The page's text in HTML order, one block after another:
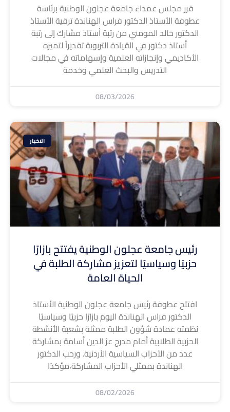
قرر مجلس عمداء جامعة عجلون الوطنية برئاسة
عطوفة الأستاذ الدكتور فراس الهناندة ترقية الأستاذ
الدكتور خالد المومني من رتبة أستاذ مشارك إلى رتبة
أستاذ دكتور في القيادة التربوية تقديراً لتميزه
الأكاديمي وإنجازاته العلمية وإسهاماته في مجالات
التدريس والبحث العلمي وخدمة
08/03/2026
الاخبار
رئيس جامعة عجلون الوطنية يفتتح بازارًا
حزبيًا وسياسيًا لتعزيز مشاركة الطلبة في
الحياة العامة
افتتح عطوفة رئيس جامعة عجلون الوطنية الأستاذ
الدكتور فراس الهناندة اليوم بازارًا حزبيًا وسياسيًا
نظمته عمادة شؤون الطلبة ممثلة بشعبة الأنشطة
الحزبية الطلابية أمام مدرج عز الدين أسامة بمشاركة
عدد من الأحزاب السياسية الأردنية. ورحب الدكتور
الهناندة بممثلي الأحزاب المشاركة،مؤكدًا
08/02/2026